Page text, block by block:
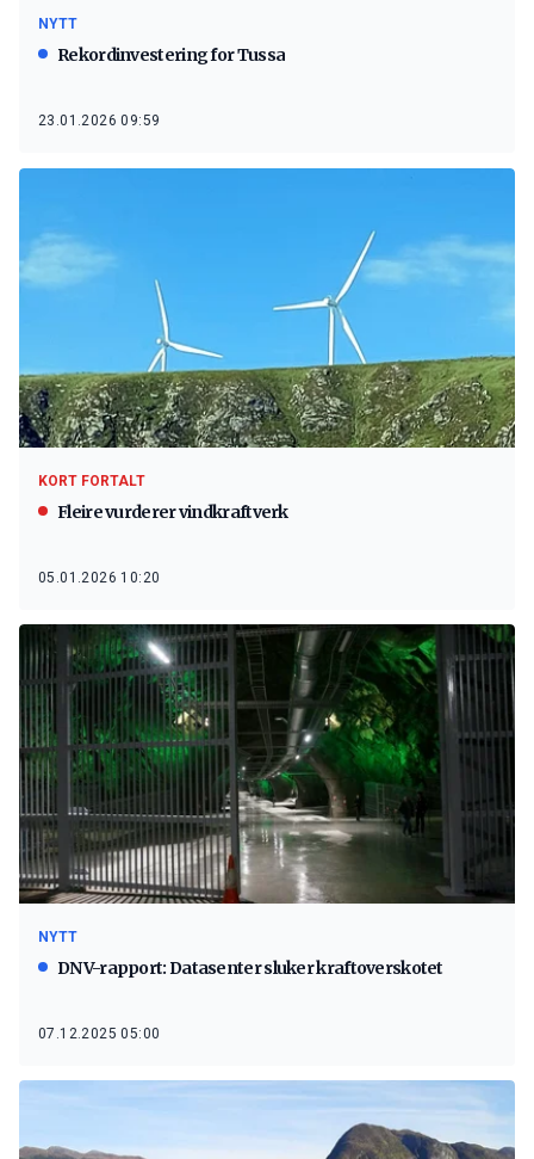
NYTT
Rekordinvestering for Tussa
23.01.2026 09:59
KORT FORTALT
Fleire vurderer vindkraftverk
05.01.2026 10:20
NYTT
DNV-rapport: Datasenter sluker kraftoverskotet
07.12.2025 05:00